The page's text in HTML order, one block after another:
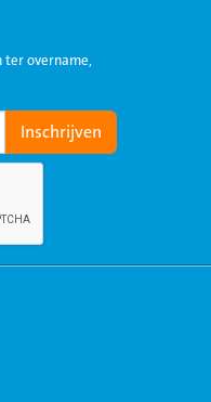
ter overname,